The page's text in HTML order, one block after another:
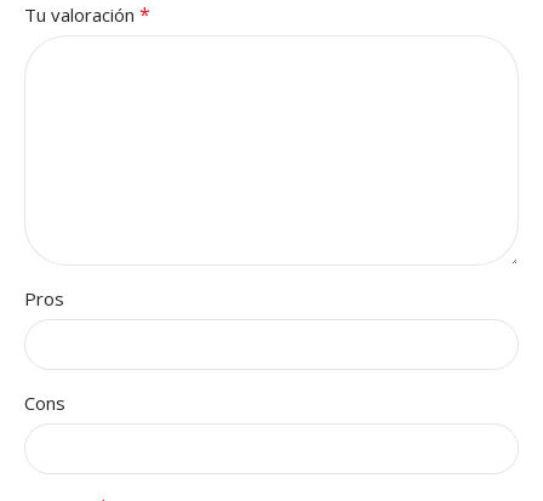
Tu valoración *
Pros
Cons